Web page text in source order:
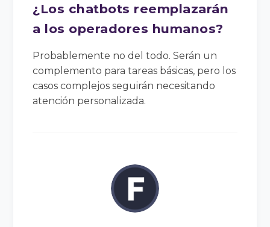
¿Los chatbots reemplazarán
a los operadores humanos?
Probablemente no del todo. Serán un
complemento para tareas básicas, pero los
casos complejos seguirán necesitando
atención personalizada.